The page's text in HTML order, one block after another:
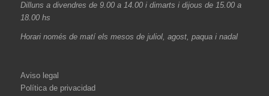
Dilluns a divendres de 9.00 a 14.00 i dimarts i dijous de 15.00 a
18.00 hs
Horari només de matí els mesos de juliol, agost, paqua i nadal
Aviso legal
Política de privacidad